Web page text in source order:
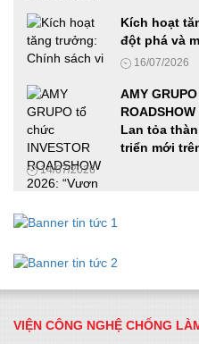
Ứng dụng công nghệ số, AI
phát triển doanh nghiệp Việt
27/05/2026
Phát động cuộc thi Samsung
vực phía Nam, hoàn thành
19/05/2026
dục tài chính đến hơn 490
Tiếp tục phát động cuộc thi
2026 tại khu vực miền Trung
15/05/2026
Kích hoạt
đột phá và
16/07/2026
AMY
Lan tỏa
triển mới
14/07/2026
VIỆN CÔNG NGHỆ CHỐNG